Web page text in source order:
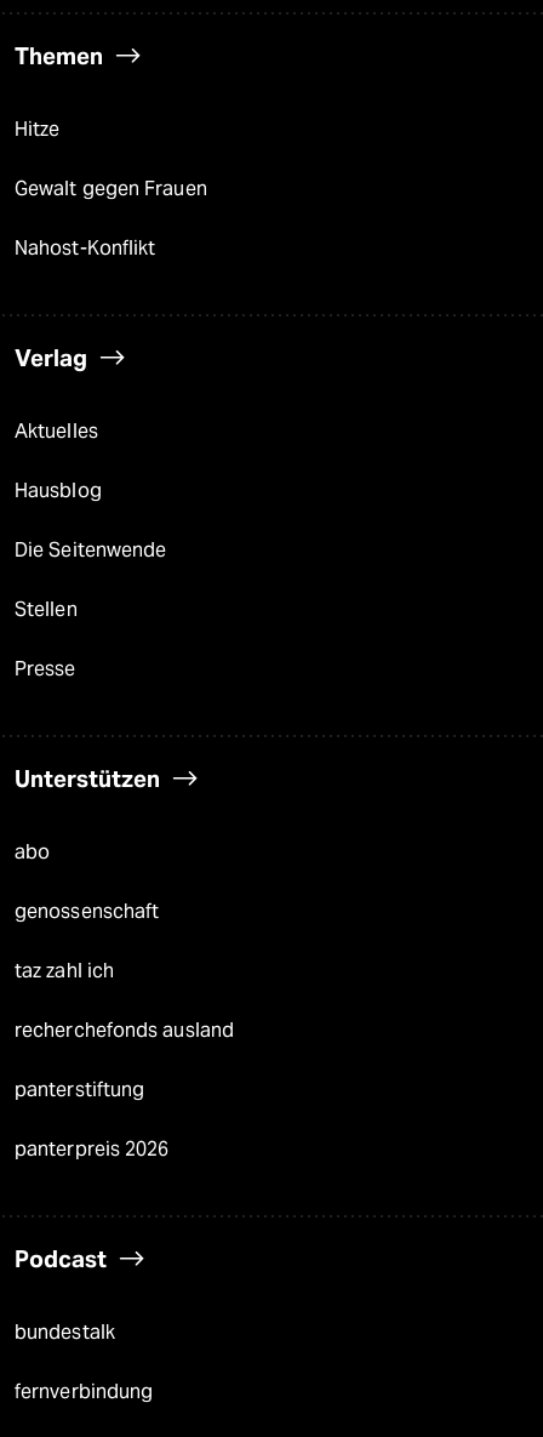
Themen
Hitze
Gewalt gegen Frauen
Nahost-Konflikt
Verlag
Aktuelles
Hausblog
Die Seitenwende
Stellen
Presse
Unterstützen
abo
genossenschaft
taz zahl ich
recherchefonds ausland
panterstiftung
panterpreis 2026
Podcast
bundestalk
fernverbindung